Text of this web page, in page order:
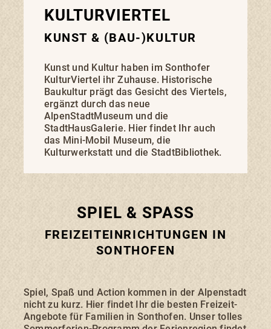
KULTURVIERTEL
KUNST & (BAU-)KULTUR
Kunst und Kultur haben im Sonthofer
KulturViertel ihr Zuhause. Historische
Baukultur prägt das Gesicht des Viertels,
ergänzt durch das neue
AlpenStadtMuseum und die
StadtHausGalerie. Hier findet Ihr auch
das Mini-Mobil Museum, die
Kulturwerkstatt und die StadtBibliothek.
SPIEL & SPASS
FREIZEITEINRICHTUNGEN IN
SONTHOFEN
Spiel, Spaß und Action kommen in der Alpenstadt
nicht zu kurz. Hier findet Ihr die besten Freizeit-
Angebote für Familien in Sonthofen. Unser tolles